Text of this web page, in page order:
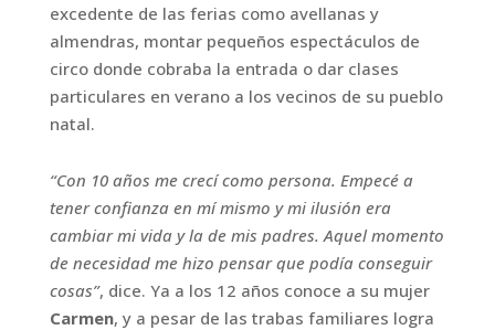
excedente de las ferias como avellanas y
almendras, montar pequeños espectáculos de
circo donde cobraba la entrada o dar clases
particulares en verano a los vecinos de su pueblo
natal.
“Con 10 años me crecí como persona. Empecé a
tener confianza en mí mismo y mi ilusión era
cambiar mi vida y la de mis padres. Aquel momento
de necesidad me hizo pensar que podía conseguir
cosas”, dice. Ya a los 12 años conoce a su mujer
Carmen, y a pesar de las trabas familiares logra